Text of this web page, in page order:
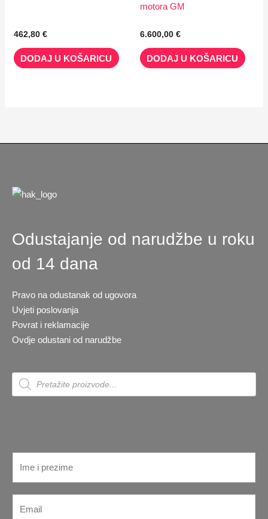
462,80€
DODAJ U KOŠARICU
motora GM
6.600,00 €
DODAJ U KOŠARICU
Odustajanje od narudžbe u roku
od 14 dana
Pravo na odustanak od ugovora
Uvjeti poslovanja
Povrat i reklamacije
Ovdje odustani od narudžbe
Products
search
E